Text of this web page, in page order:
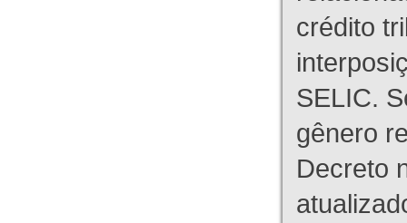
crédito
SELIC.
gênero
Decreto